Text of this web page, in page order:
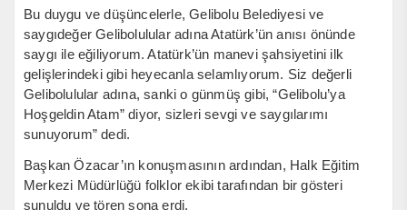
Bu duygu ve düşüncelerle, Gelibolu Belediyesi ve
saygıdeğer Gelibolulular adına Atatürk’ün anısı önünde
saygı ile eğiliyorum. Atatürk’ün manevi şahsiyetini ilk
gelişlerindeki gibi heyecanla selamlıyorum. Siz değerli
Gelibolulular adına, sanki o günmüş gibi, “Gelibolu’ya
Hoşgeldin Atam” diyor, sizleri sevgi ve saygılarımı
sunuyorum” dedi.
Başkan Özacar’ın konuşmasının ardından, Halk Eğitim
Merkezi Müdürlüğü folklor ekibi tarafından bir gösteri
sunuldu ve tören sona erdi.